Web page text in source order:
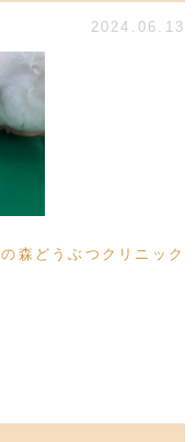
2024.06.13
森どうぶつクリニック